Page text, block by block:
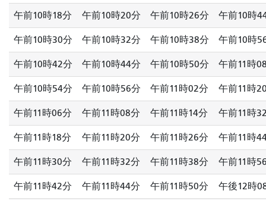
午前10時18分 午前10時20分 午前10時26分 午前10時
午前10時30分 午前10時32分 午前10時38分 午前10時
午前10時42分 午前10時44分 午前10時50分 午前11時
午前10時54分 午前10時56分 午前11時02分 午前11時
午前11時06分 午前11時08分 午前11時14分 午前11時
午前11時18分 午前11時20分 午前11時26分 午前11時
午前11時30分 午前11時32分 午前11時38分 午前11時
午前11時42分 午前11時44分 午前11時50分 午後12時